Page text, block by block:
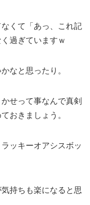
くて「あっ、これ記
過ぎていますｗ
なと思ったり。
せって事なんで真剣
おきましょう。
ッキーオアシスボッ
持ちも楽になると思